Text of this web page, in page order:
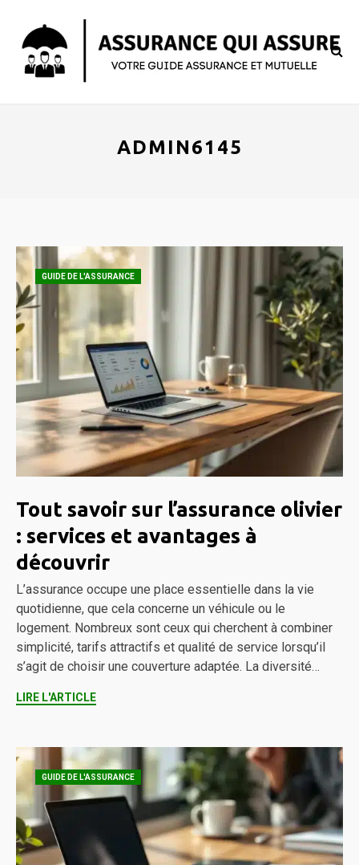
ADMIN6145
GUIDE DE L'ASSURANCE
Tout savoir sur l’assurance olivier
: services et avantages à
découvrir
L’assurance occupe une place essentielle dans la vie
quotidienne, que cela concerne un véhicule ou le
logement. Nombreux sont ceux qui cherchent à combiner
simplicité, tarifs attractifs et qualité de service lorsqu’il
s’agit de choisir une couverture adaptée. La diversité…
LIRE L'ARTICLE
GUIDE DE L'ASSURANCE